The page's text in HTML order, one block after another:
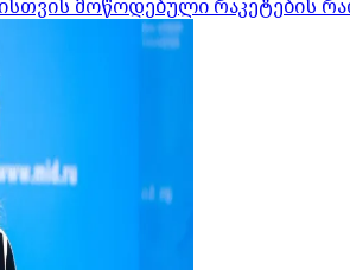
მოწოდებული რაკეტების